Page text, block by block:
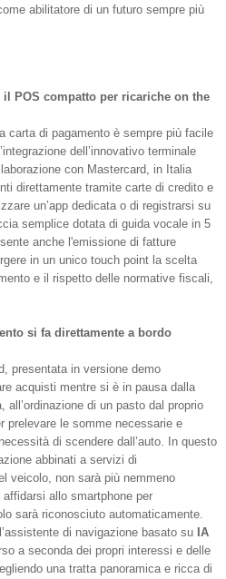
abilitatore di un futuro sempre più
POS compatto per ricariche on the
carta di pagamento è sempre più facile
dell’innovativo terminale
con Mastercard, in Italia
direttamente tramite carte di credito e
un’app dedicata o di registrarsi su
semplice dotata di guida vocale in 5
anche l'emissione di fatture
in un unico touch point la scelta
e il rispetto delle normative fiscali,
si fa direttamente a bordo
presentata in versione demo
acquisti mentre si è in pausa dalla
all’ordinazione di un pasto dal proprio
prelevare le somme necessarie e
di scendere dall’auto. In questo
abbinati a servizi di
veicolo, non sarà più nemmeno
allo smartphone per
sarà riconosciuto automaticamente.
di navigazione basato su IA
a seconda dei propri interessi e delle
una tratta panoramica e ricca di